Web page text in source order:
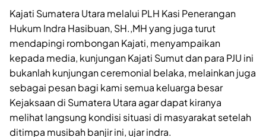
Kajati Sumatera Utara melalui PLH Kasi Penerangan
Hukum Indra Hasibuan, SH.,MH yang juga turut
mendapingi rombongan Kajati, menyampaikan
kepada media, kunjungan Kajati Sumut dan para PJU ini
bukanlah kunjungan ceremonial belaka, melainkan juga
sebagai pesan bagi kami semua keluarga besar
Kejaksaan di Sumatera Utara agar dapat kiranya
melihat langsung kondisi situasi di masyarakat setelah
ditimpa musibah banjir ini, ujar indra.